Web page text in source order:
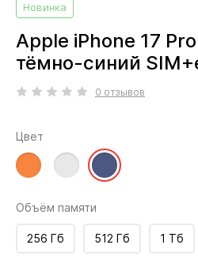
Новинка
Apple iPhone 17
тёмно-синий
0 отзывов
Цвет
Объём памяти
1 Тб
256 Гб 512 Гб